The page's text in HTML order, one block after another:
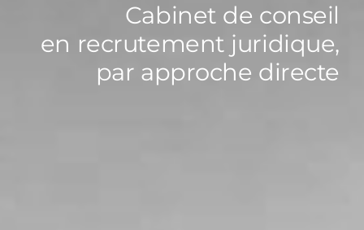
Cabinet de conseil
en recrutement juridique,
par approche directe